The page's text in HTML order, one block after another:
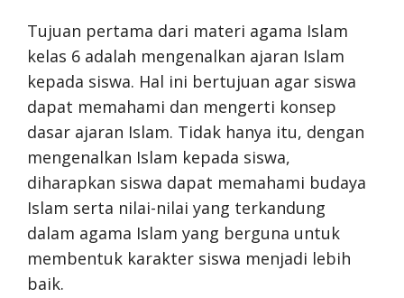
Tujuan pertama dari materi agama Islam
kelas 6 adalah mengenalkan ajaran Islam
kepada siswa. Hal ini bertujuan agar siswa
dapat memahami dan mengerti konsep
dasar ajaran Islam. Tidak hanya itu, dengan
mengenalkan Islam kepada siswa,
diharapkan siswa dapat memahami budaya
Islam serta nilai-nilai yang terkandung
dalam agama Islam yang berguna untuk
membentuk karakter siswa menjadi lebih
baik.